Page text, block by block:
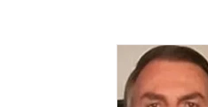
Cultura